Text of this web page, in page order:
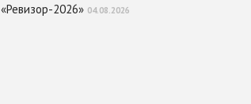
«Ревизор-2026» 04.08.2026